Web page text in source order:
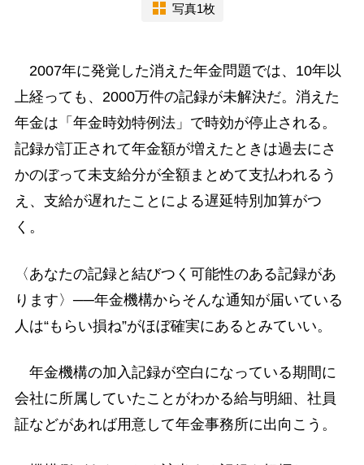
写真1枚
2007年に発覚した消えた年金問題では、10年以
上経っても、2000万件の記録が未解決だ。消えた
年金は「年金時効特例法」で時効が停止される。
記録が訂正されて年金額が増えたときは過去にさ
かのぼって未支給分が全額まとめて支払われるう
え、支給が遅れたことによる遅延特別加算がつ
く。
〈あなたの記録と結びつく可能性のある記録があ
ります〉──年金機構からそんな通知が届いている
人は“もらい損ね”がほぼ確実にあるとみていい。
年金機構の加入記録が空白になっている期間に
会社に所属していたことがわかる給与明細、社員
証などがあれば用意して年金事務所に出向こう。